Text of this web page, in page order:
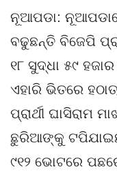
ନୂଆପଡା:
ବଢୁଛନ୍ତି ବିଜେପି
୧୮ ସୁଦ୍ଧା ୫୯
ଏହାରି ଭିତରେ
ପ୍ରାର୍ଥୀ ଘାସିରାମ
ଛୁରିଆଙ୍କୁ
୯୧୨ ଭୋଟରେ